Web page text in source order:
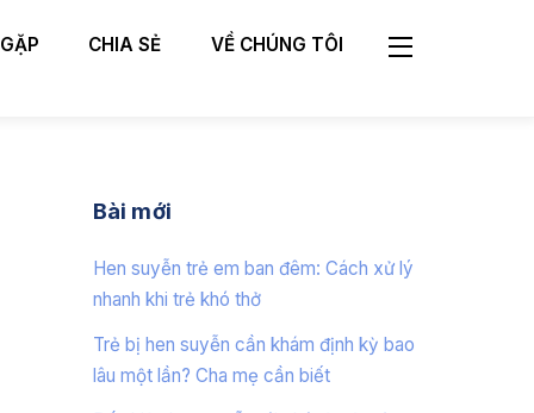
CHIA SẺ VỀ CHÚNG TÔI Widgets
Bài mới
Hen suyễn trẻ em ban đêm: Cách xử lý
nhanh khi trẻ khó thở
Trẻ bị hen suyễn cần khám định kỳ bao
lâu một lần? Cha mẹ cần biết